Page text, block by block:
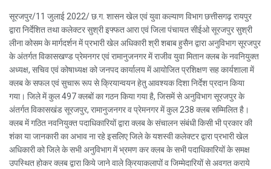
सूरजपुर/11 जुलाई 2022/ छ.ग. शासन खेल एवं युवा कल्याण विभाग छत्तीसगढ़ रायपुर
द्वारा निर्देशित तथा कलेक्टर सुश्री इफ्फत आरा एवं जिला पंचायत सीईओ सूरजपुर सुश्री
लीना कोसम के मार्गदर्शन में प्रभारी खेल अधिकारी श्री शबाब हुसैन द्वारा अनुविभाग सूरजपुर
के अंतर्गत विकासखण्ड प्रेमनगर एवं रामानुजनगर में राजीव युवा मितान क्लब के नवनियुक्त
अध्यक्ष, सचिव एवं कोषाध्यक्ष को जनपद कार्यालय में आयोजित प्रशिक्षण सह कार्यशाला में
क्लब के सफल एवं सुचारू रूप से क्रियान्वयन हेतु आवश्यक दिशा निर्देश प्रदान किया
गया। जिले में कुल 497 क्लबों का गठन किया गया है, जिसमें से अनुविभाग सूरजपुर के
अंतर्गत विकासखंड सूरजपुर, रामानुजनगर व प्रेमनगर में कुल 238 क्लब सम्मिलित है।
क्लब में गठित नवनियुक्त पदाधिकारियों द्वारा क्लब के संचालन संबंधी किसी भी प्रकार की
शंका या जानकारी का अभाव ना रहे इसलिए जिले के यशस्वी कलेक्टर द्वारा प्रभारी खेल
अधिकारी को जिले के सभी अनुविभाग में भ्रमण कर क्लब के सभी पदाधिकारियों के समक्ष
उपस्थित होकर क्लब द्वारा किये जाने वाले क्रियाकलापों व जिम्मेदारियों से अवगत कराये